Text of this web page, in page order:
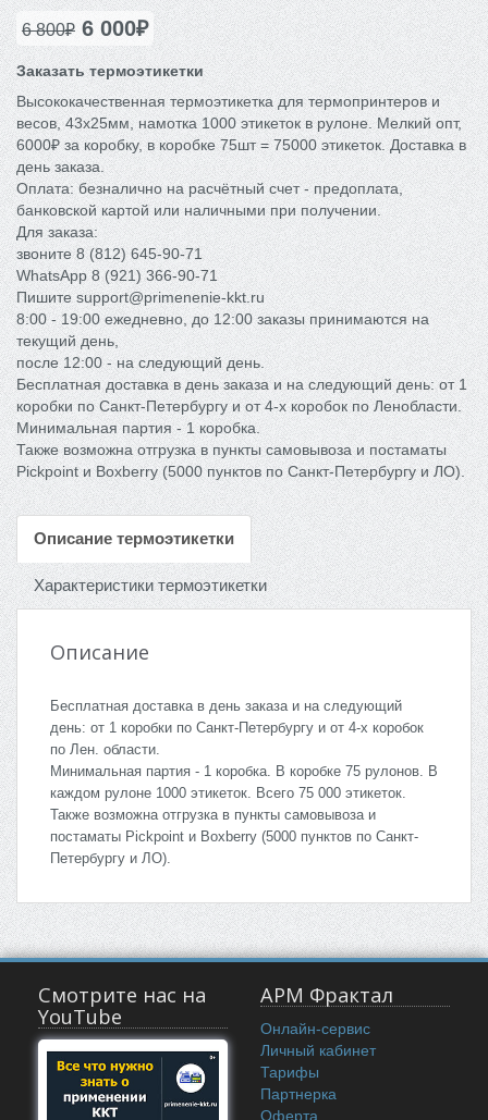
6 800₽ 6 000₽
Заказать термоэтикетки
Высококачественная термоэтикетка для термопринтеров и
весов, 43x25мм, намотка 1000 этикеток в рулоне. Мелкий опт,
6000₽ за коробку, в коробке 75шт = 75000 этикеток. Доставка в
день заказа.
Оплата: безналично на расчётный счет - предоплата,
банковской картой или наличными при получении.
Для заказа:
звоните 8 (812) 645-90-71
WhatsApp 8 (921) 366-90-71
Пишите support@primenenie-kkt.ru
8:00 - 19:00 ежедневно, до 12:00 заказы принимаются на
текущий день,
после 12:00 - на следующий день.
Бесплатная доставка в день заказа и на следующий день: от 1
коробки по Санкт-Петербургу и от 4-x коробок по Ленобласти.
Минимальная партия - 1 коробка.
Также возможна отгрузка в пункты самовывоза и постаматы
Pickpoint и Boxberry (5000 пунктов по Санкт-Петербургу и ЛО).
Описание термоэтикетки
Характеристики термоэтикетки
Описание
Бесплатная доставка в день заказа и на следующий
день: от 1 коробки по Санкт-Петербургу и от 4-x коробок
по Лен. области.
Минимальная партия - 1 коробка. В коробке 75 рулонов. В
каждом рулоне 1000 этикеток. Всего 75 000 этикеток.
Также возможна отгрузка в пункты самовывоза и
постаматы Pickpoint и Boxberry (5000 пунктов по Санкт-
Петербургу и ЛО).
Смотрите нас на
YouTube
АРМ Фрактал
Онлайн-сервис
Личный кабинет
Тарифы
Партнерка
Оферта